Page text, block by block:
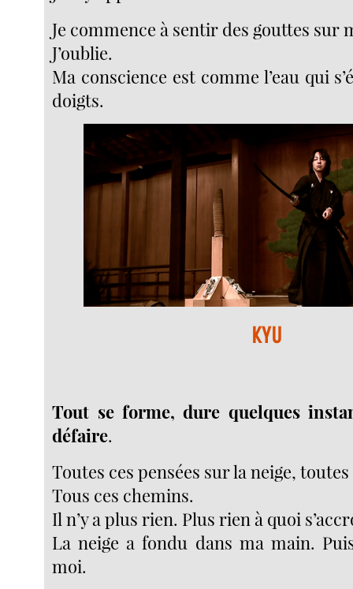
Je commence à sentir des gouttes sur
J’oublie.
Ma conscience est comme l’eau qui
doigts.
KYU
Tout se forme, dure quelques
défaire.
Toutes ces pensées sur la neige,
Tous ces chemins.
Il n’y a plus rien. Plus rien à quoi
La neige a fondu dans ma main.
moi.